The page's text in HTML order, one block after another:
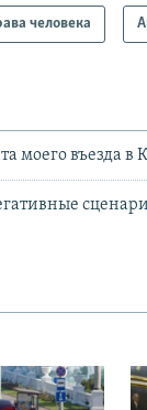
человека
моего въезда в